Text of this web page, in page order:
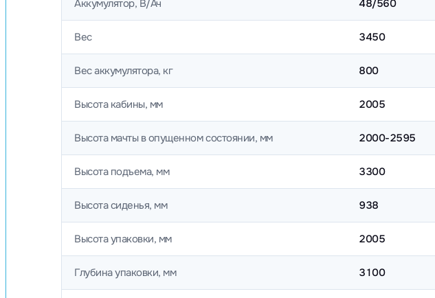
Аккумулятор, В/Ач 48/560
Вес 3450
Вес аккумулятора, кг 800
Высота кабины, мм 2005
Высота мачты в опущенном состоянии, мм 2000-2595
Высота подъема, мм 3300
Высота сиденья, мм 938
Высота упаковки, мм 2005
Глубина упаковки, мм 3100